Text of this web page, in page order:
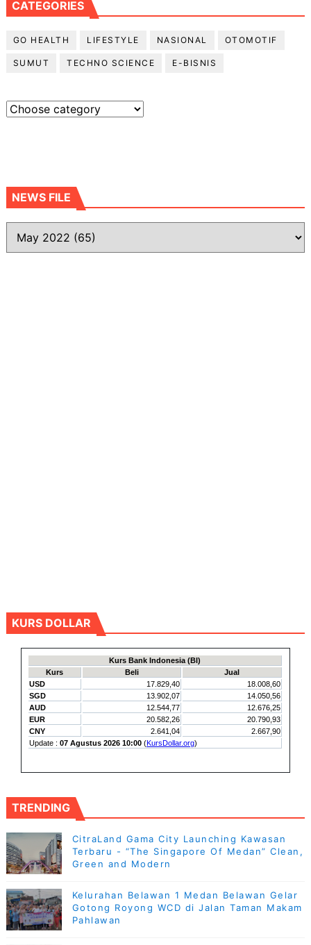
CATEGORIES
GO HEALTH LIFESTYLE NASIONAL OTOMOTIF
SUMUT TECHNO SCIENCE E-BISNIS
NEWS FILE
KURS DOLLAR
TRENDING
CitraLand Gama City Launching Kawasan
Terbaru - “The Singapore Of Medan” Clean,
Green and Modern
Kelurahan Belawan 1 Medan Belawan Gelar
Gotong Royong WCD di Jalan Taman Makam
Pahlawan